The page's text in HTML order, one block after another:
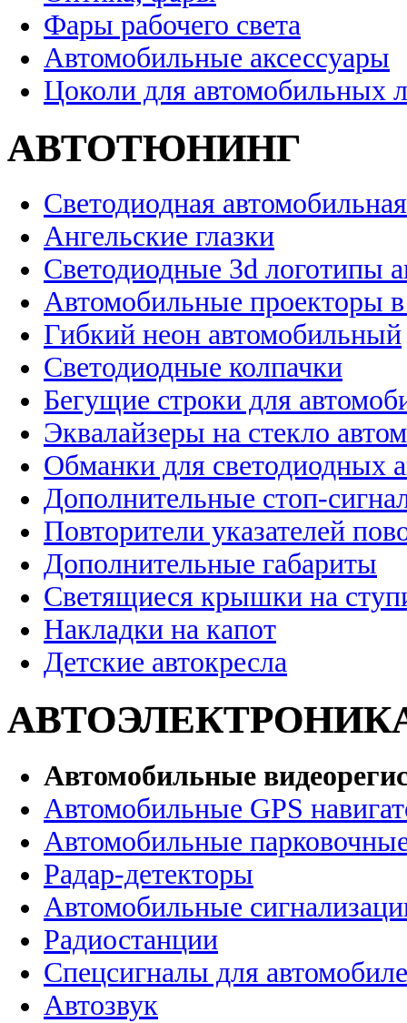
Фары рабочего света
Автомобильные аксессуары
Цоколи для автомобильных
АВТОТЮНИНГ
Светодиодная
Ангельские глазки
Светодиодные 3d логотипы
Автомобильные проекторы
Гибкий неон автомобильный
Светодиодные колпачки
Бегущие строки для
Эквалайзеры на стекло
Обманки для светодиодных
Дополнительные стоп-
Повторители указателей
Дополнительные габариты
Светящиеся крышки на
Накладки на капот
Детские автокресла
Автомобильные
Автомобильные GPS
Автомобильные
Радар-детекторы
Автомобильные
Радиостанции
Спецсигналы для
Автозвук